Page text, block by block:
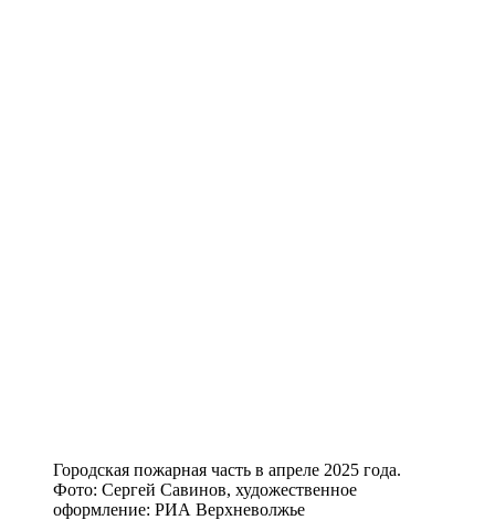
Городская пожарная часть в апреле 2025 года.
Фото: Сергей Савинов, художественное
оформление: РИА Верхневолжье